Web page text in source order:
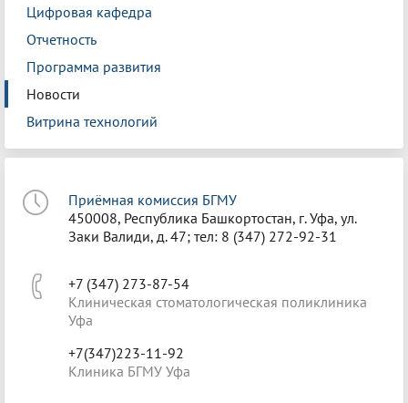
Цифровая кафедра
Отчетность
Программа развития
Новости
Витрина технологий
Приёмная комиссия БГМУ
450008, Республика Башкортостан, г. Уфа, ул.
Заки Валиди, д. 47; тел: 8 (347) 272-92-31
+7 (347) 273-87-54
Клиническая стоматологическая поликлиника
Уфа
+7(347)223-11-92
Клиника БГМУ Уфа